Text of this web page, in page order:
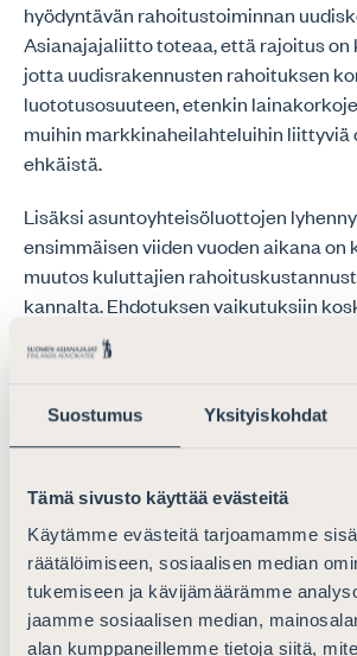
Suostumus Yksityiskohdat
Tämä sivusto käyttää evästeitä
Käytämme evästeitä tarjoamamme
räätälöimiseen, sosiaalisen median
tukemiseen ja kävijämäärämme
jaamme sosiaalisen median,
alan kumppaneillemme tietoja siitä,
hyödyntävän rahoitustoiminnan
Asianajajaliitto toteaa, että rajoitus on
jotta uudisrakennusten rahoituksen
luototusosuuteen, etenkin
muihin markkinaheilahteluihin liittyviä
ehkäistä.
Lisäksi asuntoyhteisöluottojen
ensimmäisen viiden vuoden aikana on
muutos kuluttajien
kannalta. Ehdotuksen vaikutuksiin
rakennusalalla toimivien pienyritysten
rahoitusmahdollisuuksiin tulee
Sääntelyn täsmennystarpeet
kehityksen tarpeessa. Sääntelyssä
riittävissä määrin täsmentää
arviointimenetelmille
arvioinnissa. Sanottu on tarpeen
yhdenmukaisuuden, sekä luotonannon
ja käytäntöjen selkeyden vuoksi. Mikäli